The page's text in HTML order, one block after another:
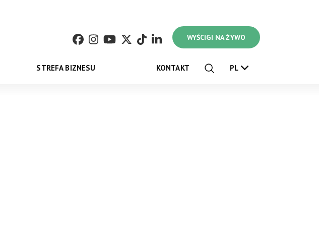
WYŚCIGI NA ŻYWO
STREFA BIZNESU KONTAKT PL